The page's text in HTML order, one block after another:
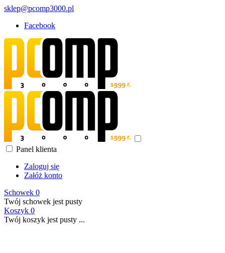
sklep@pcomp3000.pl
Facebook
Panel klienta
Zaloguj się
Załóż konto
Schowek 0
Twój schowek jest pusty
Koszyk 0
Twój koszyk jest pusty ...